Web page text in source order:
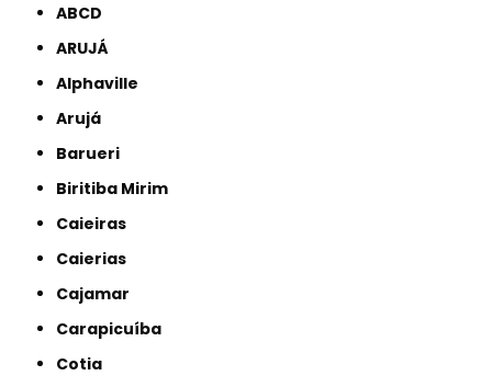
ABCD
ARUJÁ
Alphaville
Arujá
Barueri
Biritiba Mirim
Caieiras
Caierias
Cajamar
Carapicuíba
Cotia